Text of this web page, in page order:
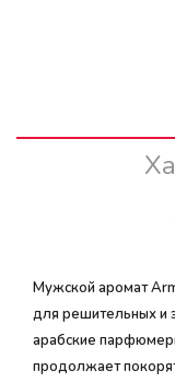
Мужской аромат
для решительных и
арабские
продолжает